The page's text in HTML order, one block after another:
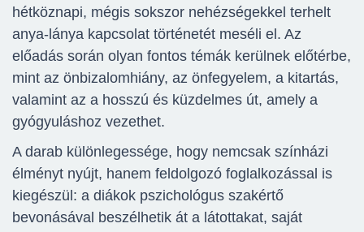
hétköznapi, mégis sokszor nehézségekkel terhelt
anya-lánya kapcsolat történetét meséli el. Az
előadás során olyan fontos témák kerülnek előtérbe,
mint az önbizalomhiány, az önfegyelem, a kitartás,
valamint az a hosszú és küzdelmes út, amely a
gyógyuláshoz vezethet.
A darab különlegessége, hogy nemcsak színházi
élményt nyújt, hanem feldolgozó foglalkozással is
kiegészül: a diákok pszichológus szakértő
bevonásával beszélhetik át a látottakat, saját